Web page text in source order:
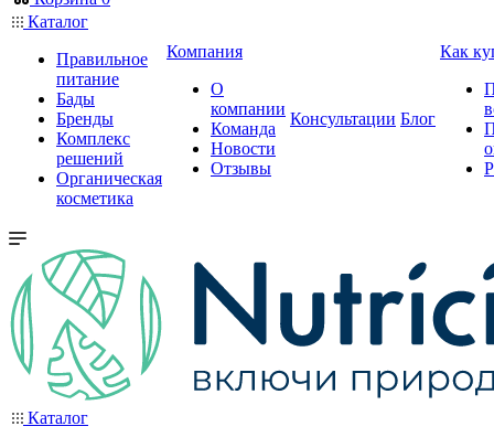
Каталог
Правильное
питание
Бады
Бренды
Комплекс
решений
Органическая
косметика
Компания
О
компании
Команда
Новости
Отзывы
Консультации Блог
Как
Каталог